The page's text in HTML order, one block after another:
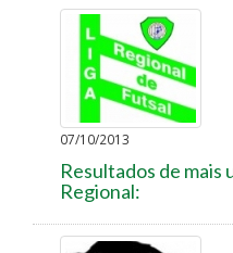
07/10/2013
Resultados de mais
Regional: